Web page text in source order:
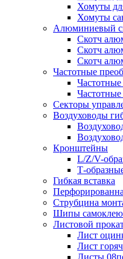
Хомуты
Хомуты
Алюминиевый
Скотч
Скотч
Скотч
Частотные
Частотные
Секторы
Воздуховоды
Кронштейны
L/Z/V-
Т-
Гибкая вставка
Струбцина
Шипы
Листовой
Лист
Лист